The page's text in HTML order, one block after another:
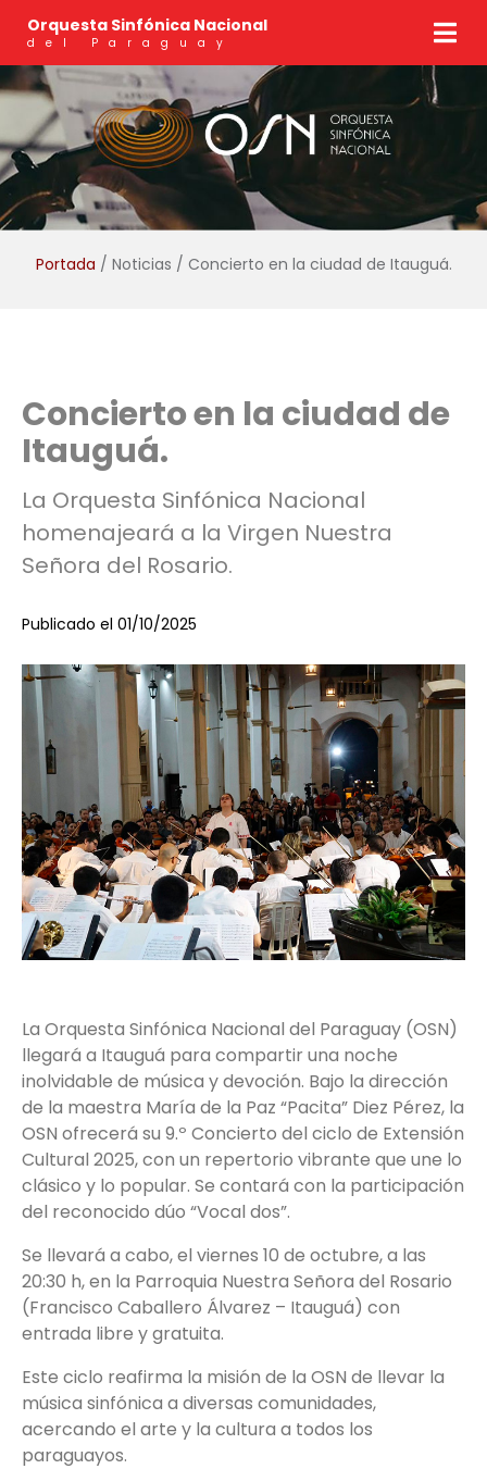
Orquesta Sinfónica Nacional
del Paraguay
Portada / Noticias / Concierto en la ciudad de Itauguá.
Concierto en la ciudad de
Itauguá.
La Orquesta Sinfónica Nacional
homenajeará a la Virgen Nuestra
Señora del Rosario.
Publicado el 01/10/2025
La Orquesta Sinfónica Nacional del Paraguay (OSN)
llegará a Itauguá para compartir una noche
inolvidable de música y devoción. Bajo la dirección
de la maestra María de la Paz “Pacita” Diez Pérez, la
OSN ofrecerá su 9.º Concierto del ciclo de Extensión
Cultural 2025, con un repertorio vibrante que une lo
clásico y lo popular. Se contará con la participación
del reconocido dúo “Vocal dos”.
Se llevará a cabo, el viernes 10 de octubre, a las
20:30 h, en la Parroquia Nuestra Señora del Rosario
(Francisco Caballero Álvarez – Itauguá) con
entrada libre y gratuita.
Este ciclo reafirma la misión de la OSN de llevar la
música sinfónica a diversas comunidades,
acercando el arte y la cultura a todos los
paraguayos.